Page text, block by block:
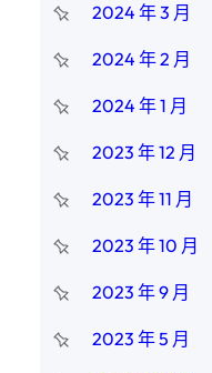
2024 年 3 月
2024 年 2 月
2024 年 1 月
2023 年 12 月
2023 年 11 月
2023 年 10 月
2023 年 9 月
2023 年 5 月